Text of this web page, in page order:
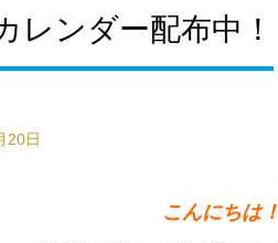
レンダー配布中！
20日
こんにちは